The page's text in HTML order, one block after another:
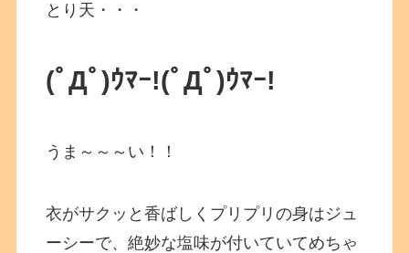
とり天・・・
(ﾟДﾟ)ｳﾏｰ!(ﾟДﾟ)ｳﾏｰ!
うま～～～い！！
衣がサクッと香ばしくプリプリの身はジュ
ーシーで、絶妙な塩味が付いていてめちゃ